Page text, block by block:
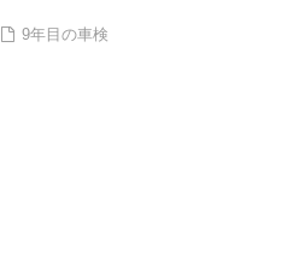
9年目の車検